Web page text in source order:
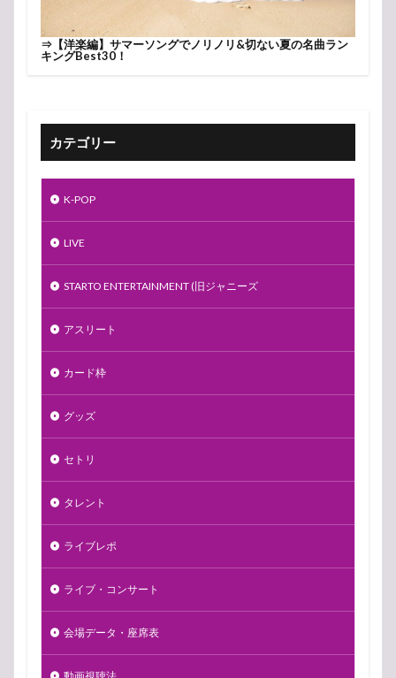
⇒ 【洋楽編】サマーソングでノリノリ&切ない夏の名曲ラン
キングBest30！
カテゴリー
K-POP
LIVE
STARTO ENTERTAINMENT (旧ジャニーズ
アスリート
カード枠
グッズ
セトリ
タレント
ライブレポ
ライブ・コンサート
会場データ・座席表